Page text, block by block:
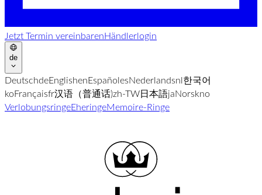
Jetzt Termin vereinbarenHändlerlogin
de
DeutschdeEnglishenEspañolesNederlandsnl한국어
koFrançaisfr汉语（普通话)zh-TW日本語jaNorskno
VerlobungsringeEheringeMemoire-Ringe